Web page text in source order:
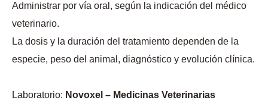
Administrar por vía oral, según la indicación del médico
veterinario.
La dosis y la duración del tratamiento dependen de la
especie, peso del animal, diagnóstico y evolución clínica.
Laboratorio: Novoxel – Medicinas Veterinarias